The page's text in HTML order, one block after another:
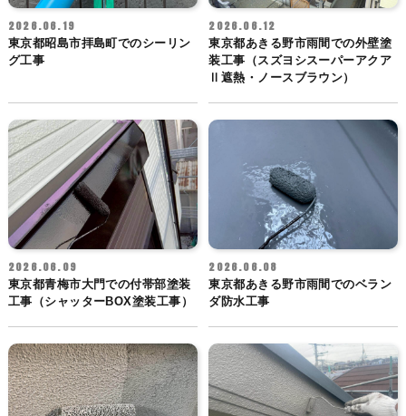
2026.06.19
東京都昭島市拝島町でのシーリン
グ工事
2026.06.12
東京都あきる野市雨間での外壁塗
装工事（スズヨシスーパーアクア
Ⅱ遮熱・ノースブラウン）
2026.06.09
東京都青梅市大門での付帯部塗装
工事（シャッターBOX塗装工事）
2026.06.08
東京都あきる野市雨間でのベラン
ダ防水工事